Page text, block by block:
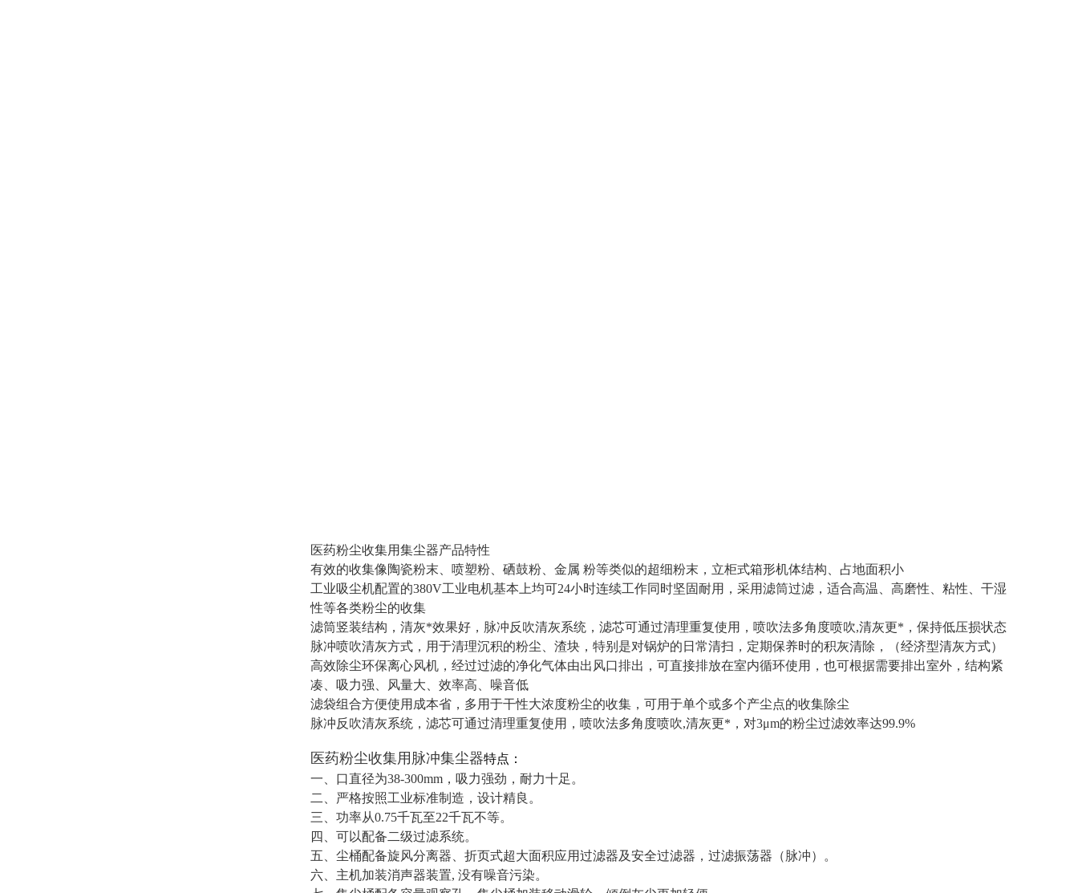
医药粉尘收集用集尘器产品特性
有效的收集像陶瓷粉末、喷塑粉、硒鼓粉、金属 粉等类似的超细粉末，立柜式箱形机体结构、占地面积小
工业吸尘机配置的380V工业电机基本上均可24小时连续工作同时坚固耐用，采用滤筒过滤，适合高温、高磨性、粘性、干湿
性等各类粉尘的收集
滤筒竖装结构，清灰*效果好，脉冲反吹清灰系统，滤芯可通过清理重复使用，喷吹法多角度喷吹,清灰更*，保持低压损状态
脉冲喷吹清灰方式，用于清理沉积的粉尘、渣块，特别是对锅炉的日常清扫，定期保养时的积灰清除，（经济型清灰方式）
高效除尘环保离心风机，经过过滤的净化气体由出风口排出，可直接排放在室内循环使用，也可根据需要排出室外，结构紧
凑、吸力强、风量大、效率高、噪音低
滤袋组合方便使用成本省，多用于干性大浓度粉尘的收集，可用于单个或多个产尘点的收集除尘
脉冲反吹清灰系统，滤芯可通过清理重复使用，喷吹法多角度喷吹,清灰更*，对3μm的粉尘过滤效率达99.9%
医药粉尘收集用脉冲集尘器特点：
一、口直径为38-300mm，吸力强劲，耐力十足。
二、严格按照工业标准制造，设计精良。
三、功率从0.75千瓦至22千瓦不等。
四、可以配备二级过滤系统。
五、尘桶配备旋风分离器、折页式超大面积应用过滤器及安全过滤器，过滤振荡器（脉冲）。
六、主机加装消声器装置, 没有噪音污染。